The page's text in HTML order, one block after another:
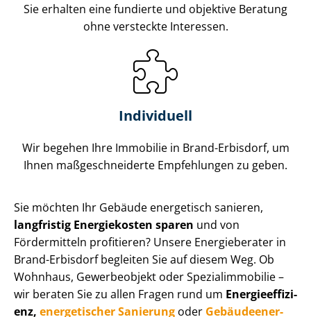
Sie erhalten eine fundierte und objektive Beratung
ohne versteckte Interessen.
Individuell
Wir begehen Ihre Immobilie in Brand-Erbisdorf, um
Ihnen maß­ge­schnei­der­te Empfehlungen zu geben.
Sie möchten Ihr Gebäude energetisch sanieren,
langfristig Energiekosten sparen und von
Fördermitteln profitieren? Unsere Energieberater in
Brand-Erbisdorf begleiten Sie auf diesem Weg. Ob
Wohnhaus, Gewerbeobjekt oder Spe­zi­al­im­mo­bi­lie –
wir beraten Sie zu allen Fragen rund um En­er­gie­ef­fi­zi­
enz, energetischer Sanierung oder Ge­bäu­de­en­er­